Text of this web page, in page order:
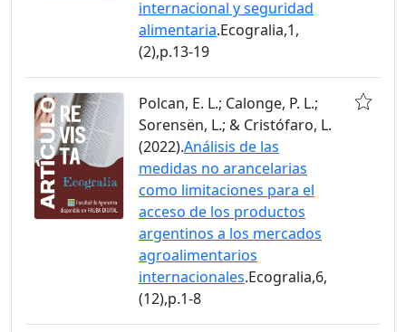
internacional y seguridad
alimentaria.Ecogralia,1,
(2),p.13-19
Polcan, E. L.; Calonge, P. L.;
Sorensën, L.; & Cristófaro, L.
(2022).Análisis de las
medidas no arancelarias
como limitaciones para el
acceso de los productos
argentinos a los mercados
agroalimentarios
internacionales.Ecogralia,6,
(12),p.1-8